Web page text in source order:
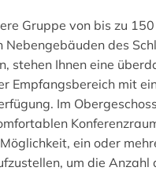
Gruppe von bis zu
Nebengebäuden des
stehen Ihnen eine
Empfangsbereich mit
Im
ein oder
um die Anzahl